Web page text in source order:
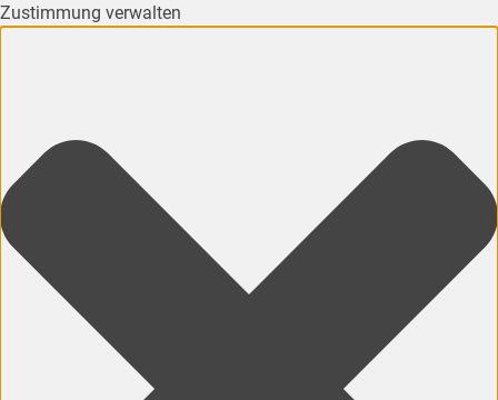
Zustimmung verwalten